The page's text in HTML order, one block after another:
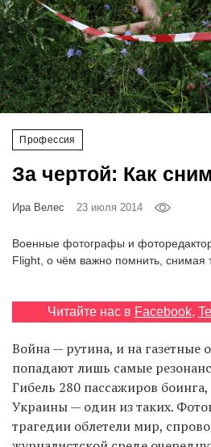
Профессия
За чертой: Как
Ира Велес 23 июля 2014
Военные фотографы и
Flight, о чём важно помнить, снимая
Читайте нас в Facebook,
Война — рутина, и на газетные
попадают лишь самые
Гибель 280 пассажиров боинга,
Украины — один из таких.
трагедии облетели мир,